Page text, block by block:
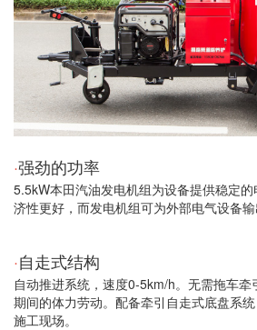
·强劲的功率
5.5kW本田汽油发电机组为设备提供稳定
济性更好，而发电机组可为外部电气设备输
·自走式结构
自动推进系统，速度0-5km/h。无需拖车
期间的体力劳动。配备牵引自走式底盘系
施工现场。